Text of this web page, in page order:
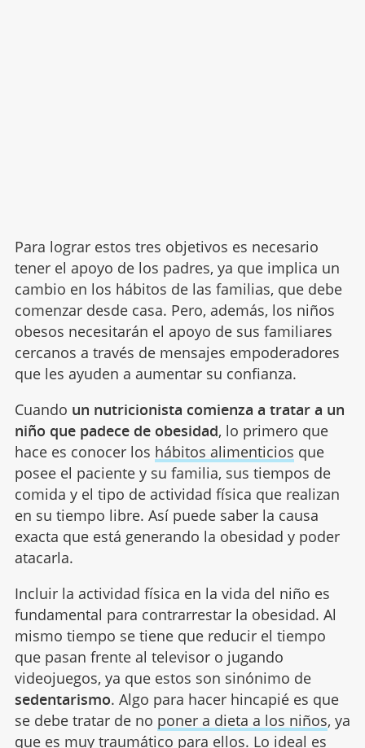
Para lograr estos tres objetivos es necesario
tener el apoyo de los padres, ya que implica un
cambio en los hábitos de las familias, que debe
comenzar desde casa. Pero, además, los niños
obesos necesitarán el apoyo de sus familiares
cercanos a través de mensajes empoderadores
que les ayuden a aumentar su confianza.
Cuando un nutricionista comienza a tratar a un
niño que padece de obesidad, lo primero que
hace es conocer los hábitos alimenticios que
posee el paciente y su familia, sus tiempos de
comida y el tipo de actividad física que realizan
en su tiempo libre. Así puede saber la causa
exacta que está generando la obesidad y poder
atacarla.
Incluir la actividad física en la vida del niño es
fundamental para contrarrestar la obesidad. Al
mismo tiempo se tiene que reducir el tiempo
que pasan frente al televisor o jugando
videojuegos, ya que estos son sinónimo de
sedentarismo. Algo para hacer hincapié es que
se debe tratar de no poner a dieta a los niños, ya
que es muy traumático para ellos. Lo ideal es